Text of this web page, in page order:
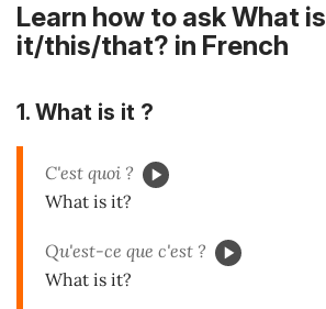
Learn how to ask What is
it/this/that? in French
1. What is it ?
C'est quoi ?
What is it?
Qu'est-ce que c'est ?
What is it?